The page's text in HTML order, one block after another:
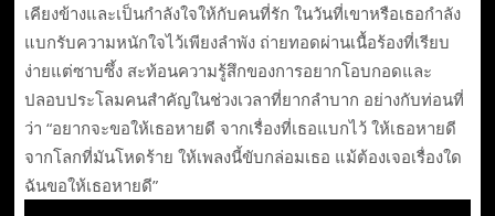
เคียงข้างและเป็นกำลังใจให้กับคนที่รัก ในวันที่เขาหรือเธอกำลัง
แบกรับความหนักใจไว้เพียงลำพัง ถ่ายทอดผ่านเนื้อร้องที่เรียบ
ง่ายแต่ซาบซึ้ง สะท้อนความรู้สึกของการอยากโอบกอดและ
ปลอบประโลมคนสำคัญในช่วงเวลาที่ยากลำบาก อย่างกับท่อนที่
ว่า “อยากจะขอให้เธอหายดี จากเรื่องที่เธอแบกไว้ ให้เธอหายดี
จากโลกที่มันโหดร้าย ให้เพลงนี้ขับกล่อมเธอ แม้ต้องเจอเรื่องใด
ฉันขอให้เธอหายดี”